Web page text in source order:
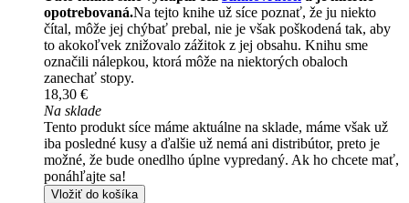
opotrebovaná.Na tejto knihe už síce poznať, že ju niekto
čítal, môže jej chýbať prebal, nie je však poškodená tak, aby
to akokoľvek znižovalo zážitok z jej obsahu. Knihu sme
označili nálepkou, ktorá môže na niektorých obaloch
zanechať stopy.
18,30 €
Na sklade
Tento produkt síce máme aktuálne na sklade, máme však už
iba posledné kusy a ďalšie už nemá ani distribútor, preto je
možné, že bude onedlho úplne vypredaný. Ak ho chcete mať,
ponáhľajte sa!
Vložiť do košíka